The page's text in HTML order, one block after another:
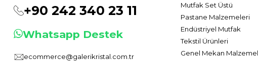
+90 242 340 23 11
Whatsapp Destek
ecommerce@galerikristal.com.tr
Mutfak Set Üstü
Pastane Malzemeleri
Endüstriyel Mutfak
Tekstil Ürünleri
Genel Mekan